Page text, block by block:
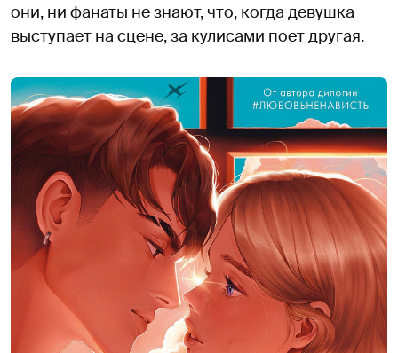
они, ни фанаты не знают, что, когда девушка
выступает на сцене, за кулисами поет другая.